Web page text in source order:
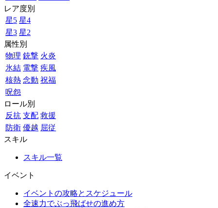
レア度別
星5 星4
星3 星2
属性別
物理 銃撃 火炎
氷結 電撃 疾風
核熱 念動 祝福
呪怨
ロール別
反抗 支配 救援
防衛 優越 屈従
スキル
スキル一覧
イベント
イベントの攻略とスケジュール
全速力でぶっ飛ばせの進め方